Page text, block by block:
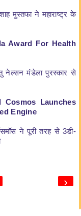
मुस्तफा ने महाराष्ट्र के
Award For Health
नेल्सन मंडेला पुरस्कार से
Cosmos Launches
Engine
ने पूरी तरह से 3डी-
›